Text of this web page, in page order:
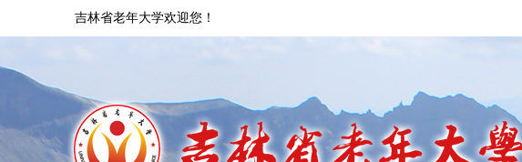
吉林省老年大学欢迎您！